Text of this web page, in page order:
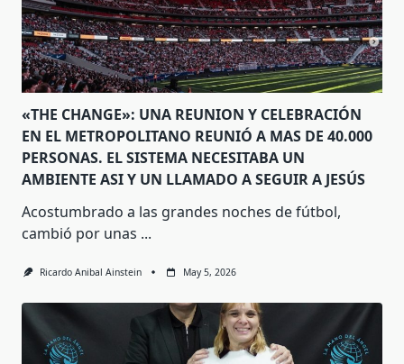
«THE CHANGE»: UNA REUNION Y CELEBRACIÓN
EN EL METROPOLITANO REUNIÓ A MAS DE 40.000
PERSONAS. EL SISTEMA NECESITABA UN
AMBIENTE ASI Y UN LLAMADO A SEGUIR A JESÚS
Acostumbrado a las grandes noches de fútbol,
cambió por unas ...
Ricardo Anibal Ainstein May 5, 2026